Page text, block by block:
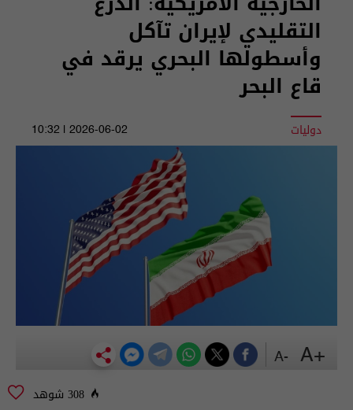
التقليدي لإيران تآكل
وأسطولها البحري يرقد في
قاع البحر
دوليات 2026-06-02 | 10:32
308 شوهد
+A
-A